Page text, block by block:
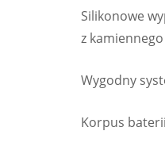
Silikonowe
z
Wygodny
Korpus